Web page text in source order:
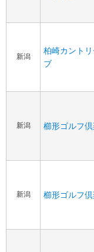
新潟
柏崎カントリ
ブ
新潟 櫛形ゴルフ
新潟 櫛形ゴルフ